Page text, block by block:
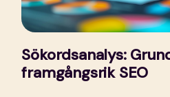
Sökordsanalys:
framgångsrik SEO